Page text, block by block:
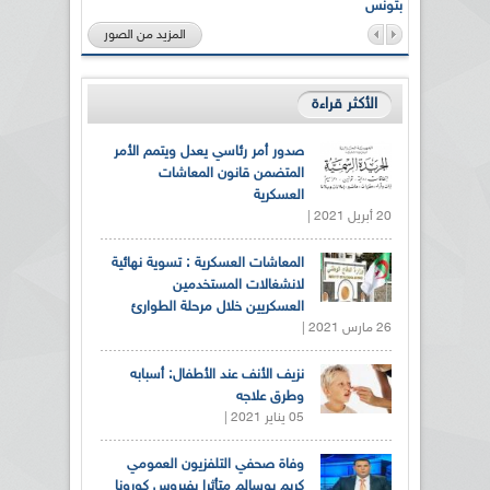
بتونس
المزيد من الصور
الأكثر قراءة
صدور أمر رئاسي يعدل ويتمم الأمر
المتضمن قانون المعاشات
العسكرية
20 أبريل 2021 |
المعاشات العسكرية : تسوية نهائية
لانشغالات المستخدمين
العسكريين خلال مرحلة الطوارئ
26 مارس 2021 |
نزيف الأنف عند الأطفال: أسبابه
وطرق علاجه
05 يناير 2021 |
وفاة صحفي التلفزيون العمومي
كريم بوسالم متأثرا بفيروس كورونا